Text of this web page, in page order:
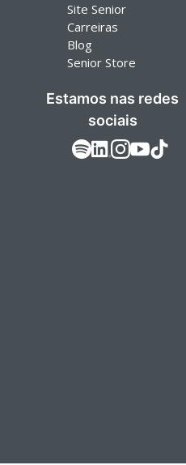
Site Senior
Carreiras
Blog
Senior Store
Estamos nas redes
sociais